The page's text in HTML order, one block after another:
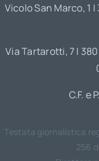
Vicolo San Marco, 1
Via Tartarotti, 7 |
C.F. e
Testata giornalistica
256